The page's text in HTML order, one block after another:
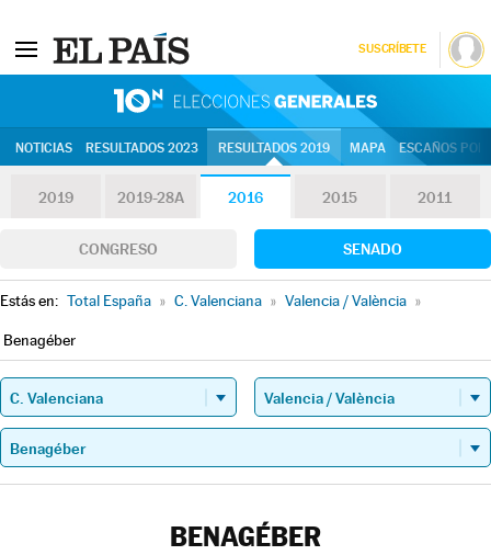
SUSCRÍBETE
NOTICIAS RESULTADOS 2023 RESULTADOS 2019 MAPA ESCAÑOS
2019 2019-28A 2016 2015 2011
CONGRESO SENADO
Estás en: Total España » C. Valenciana » Valencia / València »
Benagéber
BENAGÉBER